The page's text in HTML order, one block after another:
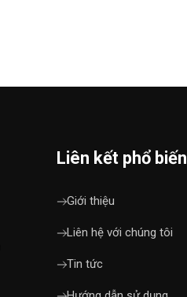
Liên kết phổ biến
Giới thiệu
Liên hệ với chúng tôi
Tin tức